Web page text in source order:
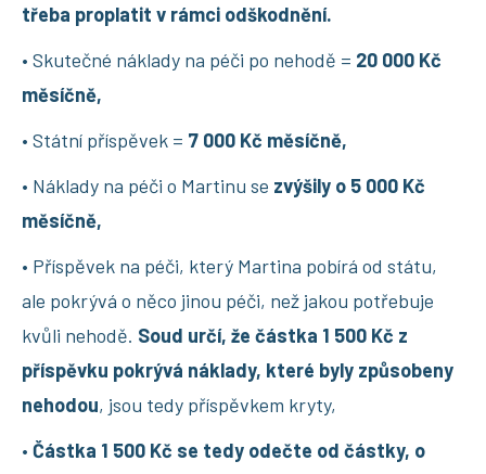
třeba proplatit v rámci odškodnění.
• Skutečné náklady na péči po nehodě = 20 000 Kč
měsíčně,
• Státní příspěvek = 7 000 Kč měsíčně,
• Náklady na péči o Martinu se zvýšily o 5 000 Kč
měsíčně,
• Příspěvek na péči, který Martina pobírá od státu,
ale pokrývá o něco jinou péči, než jakou potřebuje
kvůli nehodě. Soud určí, že částka 1 500 Kč z
příspěvku pokrývá náklady, které byly způsobeny
nehodou, jsou tedy příspěvkem kryty,
• Částka 1 500 Kč se tedy odečte od částky, o